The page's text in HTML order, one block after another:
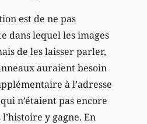
est de ne pas
dans lequel les images
de les laisser parler,
auraient besoin
à l’adresse
n’étaient pas encore
l’histoire y gagne. En